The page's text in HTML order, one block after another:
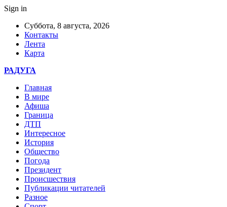
Sign in
Суббота, 8 августа, 2026
Контакты
Лента
Карта
РАДУГА
Главная
В мире
Афиша
Граница
ДТП
Интересное
История
Общество
Погода
Президент
Происшествия
Публикации читателей
Разное